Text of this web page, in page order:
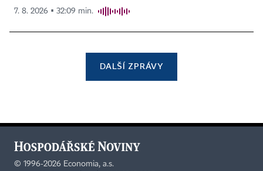
7. 8. 2026 ▪ 32:09 min.
DALŠÍ ZPRÁVY
© 1996-2026 Economia, a.s.